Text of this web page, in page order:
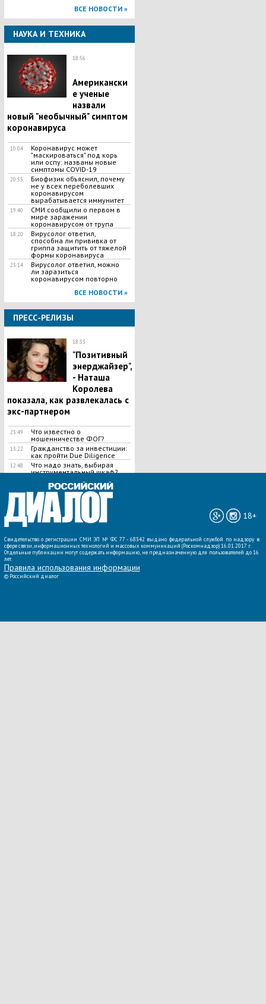
ВСЕ НОВОСТИ »
НАУКА И ТЕХНИКА
18:56
Американски
е ученые
назвали
новый "необычный" симптом
коронавируса
10:04
Коронавирус может
"маскироваться" под корь
или оспу: названы новые
симптомы COVID-19
20:55
Биофизик объяснил, почему
не у всех переболевших
коронавирусом
вырабатывается иммунитет
19:40
СМИ сообщили о первом в
мире заражении
коронавирусом от трупа
18:20
Вирусолог ответил,
способна ли прививка от
гриппа защитить от тяжелой
формы коронавируса
23:14
Вирусолог ответил, можно
ли заразиться
коронавирусом повторно
ВСЕ НОВОСТИ »
ПРЕСС-РЕЛИЗЫ
18:33
"Позитивный
энерджайзер",
- Наташа
Королева
показала, как развлекалась с
экс-партнером
23:49
Что известно о
мошенничестве ФОГ?
13:22
Гражданство за инвестиции:
как пройти Due Diligence
12:48
​Что надо знать, выбирая
инструментальный шкаф?
ВСЕ НОВОСТИ »
18+
Свидетельство о регистрации СМИ ЭЛ № ФС 77 - 68342 выдано федеральной службой по надзору в
сфере связи, информационных технологий и массовых коммуникаций (Роскомнадзор) 16.01.2017 г.
Отдельные публикации могут содержать информацию, не предназначенную для пользователей до 16
лет.
Правила использования информации
© Российский диалог